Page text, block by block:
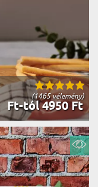
(1465 vélemény)
Ft-tól 4950 Ft